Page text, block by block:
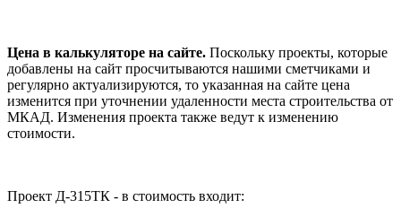
Цена в калькуляторе на сайте. Поскольку проекты, которые
добавлены на сайт просчитываются нашими сметчиками и
регулярно актуализируются, то указанная на сайте цена
изменится при уточнении удаленности места строительства от
МКАД. Изменения проекта также ведут к изменению
стоимости.
Проект Д-315ТК - в стоимость входит: